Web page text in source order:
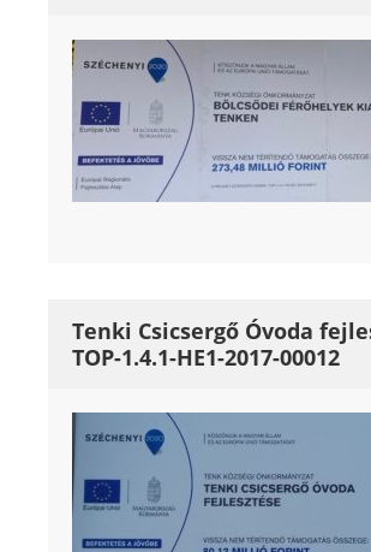
Tenki Csicsergő Óvoda
TOP-1.4.1-HE1-2017-00012